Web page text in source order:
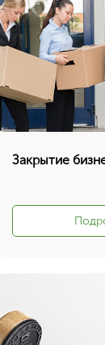
Закрытие